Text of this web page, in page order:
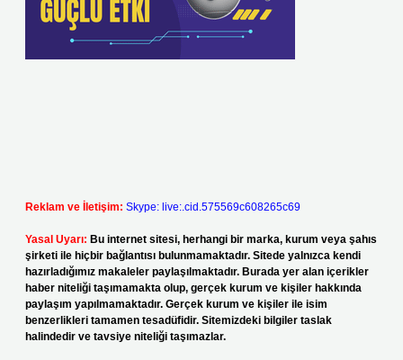
Reklam ve İletişim: Skype: live:.cid.575569c608265c69
Yasal Uyarı: Bu internet sitesi, herhangi bir marka, kurum veya şahıs
şirketi ile hiçbir bağlantısı bulunmamaktadır. Sitede yalnızca kendi
hazırladığımız makaleler paylaşılmaktadır. Burada yer alan içerikler
haber niteliği taşımamakta olup, gerçek kurum ve kişiler hakkında
paylaşım yapılmamaktadır. Gerçek kurum ve kişiler ile isim
benzerlikleri tamamen tesadüfidir. Sitemizdeki bilgiler taslak
halindedir ve tavsiye niteliği taşımazlar.